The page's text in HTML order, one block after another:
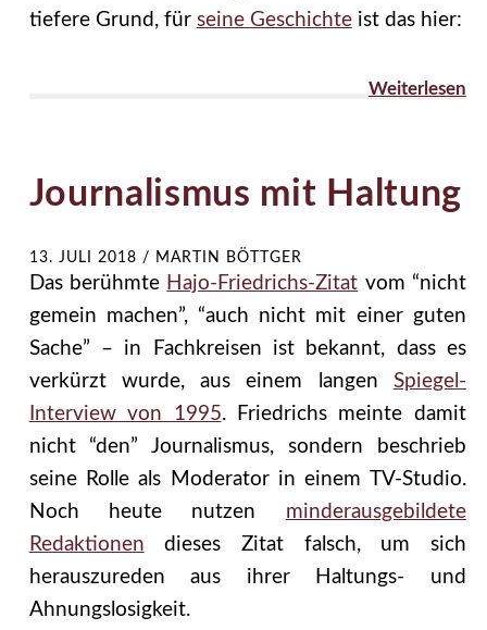
tiefere Grund, für seine Geschichteist das hier:
Weiterlesen
Journalismus mit Haltung
13. JULI 2018 / MARTIN BÖTTGER
Das berühmte Hajo-Friedrichs-Zitat vom “nicht
gemein machen”, “auch nicht mit einer guten
Sache” – in Fachkreisen ist bekannt, dass es
verkürzt wurde, aus einem langen Spiegel-
Interview von 1995. Friedrichs meinte damit
nicht “den” Journalismus, sondern beschrieb
seine Rolle als Moderator in einem TV-Studio.
Noch heute nutzen minderausgebildete
Redaktionen dieses Zitat falsch, um sich
herauszureden aus ihrer Haltungs- und
Ahnungslosigkeit.